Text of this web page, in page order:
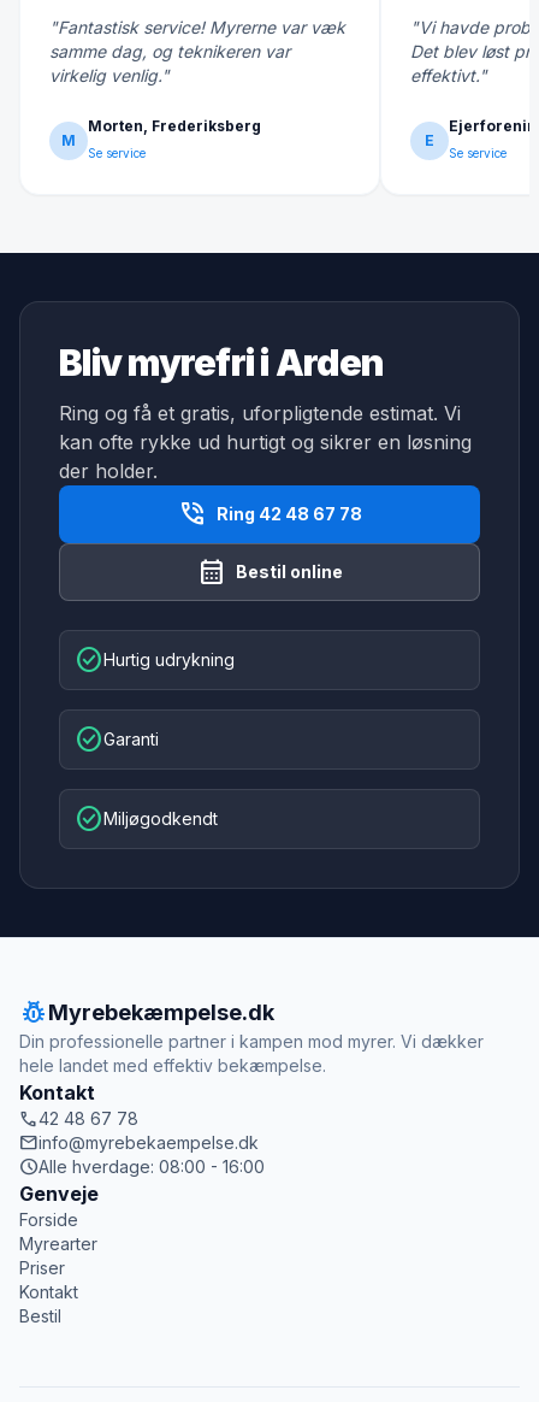
"Fantastisk service! Myrerne var væk
samme dag, og teknikeren var
virkelig venlig."
M
Morten, Frederiksberg
Se service
"Vi havde
Det blev løst
effektivt."
E
Se service
Bliv myrefri i Arden
Ring og få et gratis, uforpligtende estimat. Vi
kan ofte rykke ud hurtigt og sikrer en løsning
der holder.
phone_in_talk Ring 42 48 67 78
calendar_month Bestil online
check_circleHurtig udrykning
check_circleGaranti
check_circleMiljøgodkendt
pest_controlMyrebekæmpelse.dk
Din professionelle partner i kampen mod myrer. Vi dækker
hele landet med effektiv bekæmpelse.
Kontakt
call42 48 67 78
mailinfo@myrebekaempelse.dk
scheduleAlle hverdage: 08:00 - 16:00
Genveje
Forside
Myrearter
Priser
Kontakt
Bestil